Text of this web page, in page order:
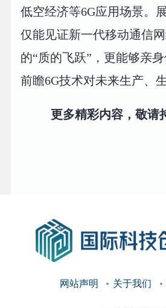
低空经济等6G应用场景。
仅能见证新一代移动通信
的“质的飞跃”，更能够亲
前瞻6G技术对未来生产、
更多精彩内容，敬请
网站声明 关于我们